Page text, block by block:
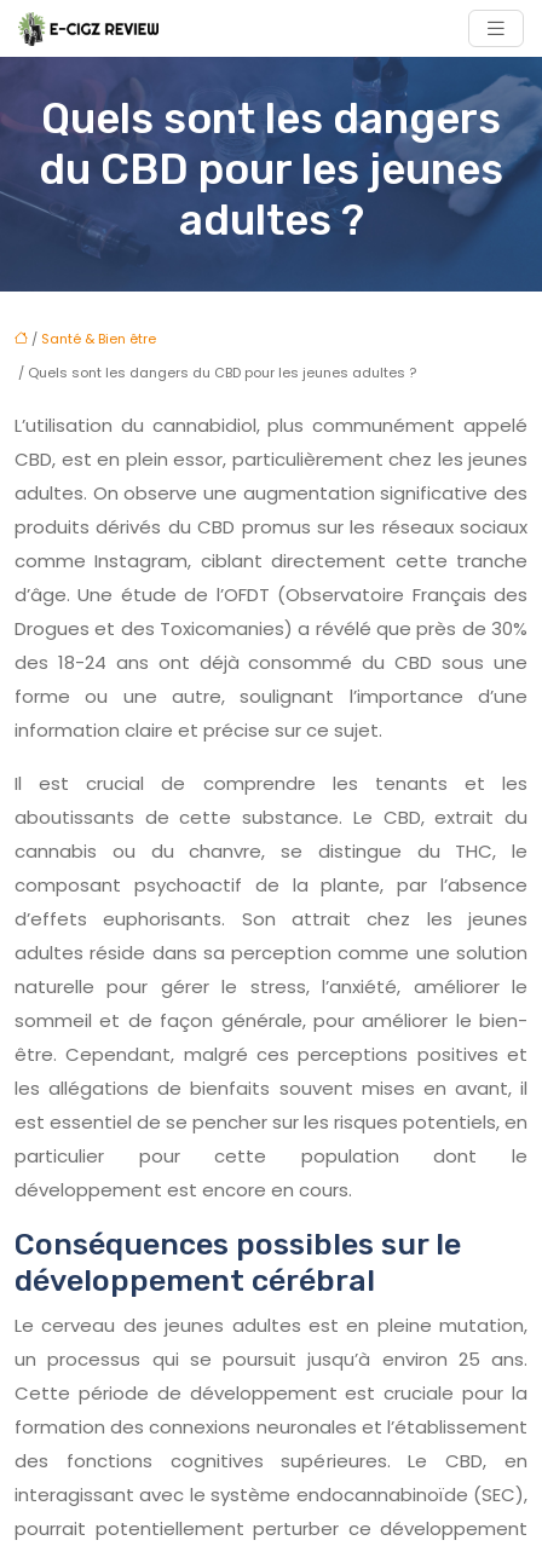
Quels sont les dangers
du CBD pour les jeunes
adultes ?
/ Santé & Bien être
/ Quels sont les dangers du CBD pour les jeunes adultes ?
L’utilisation du cannabidiol, plus communément appelé
CBD, est en plein essor, particulièrement chez les jeunes
adultes. On observe une augmentation significative des
produits dérivés du CBD promus sur les réseaux sociaux
comme Instagram, ciblant directement cette tranche
d’âge. Une étude de l’OFDT (Observatoire Français des
Drogues et des Toxicomanies) a révélé que près de 30%
des 18-24 ans ont déjà consommé du CBD sous une
forme ou une autre, soulignant l’importance d’une
information claire et précise sur ce sujet.
Il est crucial de comprendre les tenants et les
aboutissants de cette substance. Le CBD, extrait du
cannabis ou du chanvre, se distingue du THC, le
composant psychoactif de la plante, par l’absence
d’effets euphorisants. Son attrait chez les jeunes
adultes réside dans sa perception comme une solution
naturelle pour gérer le stress, l’anxiété, améliorer le
sommeil et de façon générale, pour améliorer le bien-
être. Cependant, malgré ces perceptions positives et
les allégations de bienfaits souvent mises en avant, il
est essentiel de se pencher sur les risques potentiels, en
particulier pour cette population dont le
développement est encore en cours.
Conséquences possibles sur le
développement cérébral
Le cerveau des jeunes adultes est en pleine mutation,
un processus qui se poursuit jusqu’à environ 25 ans.
Cette période de développement est cruciale pour la
formation des connexions neuronales et l’établissement
des fonctions cognitives supérieures. Le CBD, en
interagissant avec le système endocannabinoïde (SEC),
pourrait potentiellement perturber ce développement